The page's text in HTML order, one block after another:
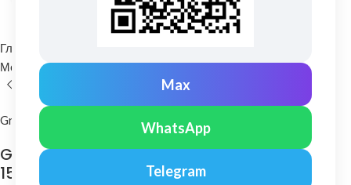
Max
WhatsApp
Telegram
Главная
Металлические водосточные системы Угол желоба
Grand Line
Grand Line: Угол желоба внутренний 90 гр.
150/100 Rooftop dRain Ral 8017